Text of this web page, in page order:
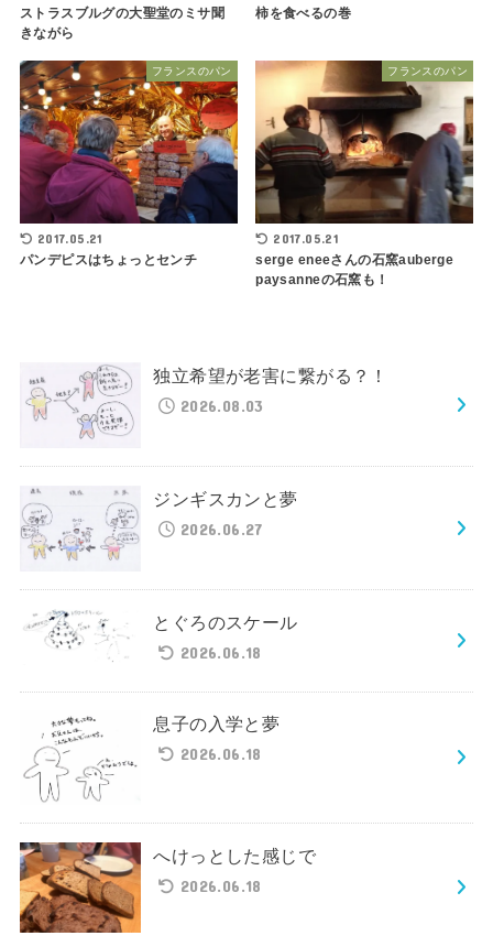
ストラスブルグの大聖堂のミサ聞
きながら
柿を食べるの巻
フランスのパン
2017.05.21
パンデピスはちょっとセンチ
フランスのパン
2017.05.21
serge eneeさんの石窯auberge
paysanneの石窯も！
独立希望が老害に繋がる？！
2026.08.03
ジンギスカンと夢
2026.06.27
とぐろのスケール
2026.06.18
息子の入学と夢
2026.06.18
へけっとした感じで
2026.06.18